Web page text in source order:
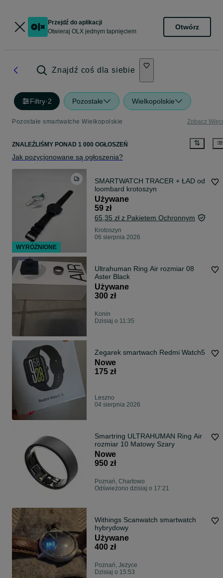
Przejdź do aplikacji
Otwieraj OLX jednym tapnięciem
Otwórz
Znajdź coś dla siebie
Filtry·2 Pozostałe Wielkopolskie
Pozostałe smartwatche Wielkopolskie Zobacz
ZNALEŹLIŚMY PONAD 1 000 OGŁOSZEŃ
Jak pozycjonowane są ogłoszenia?
SMARTWATCH TRACER + ŁAD od
loombard krotoszyn
Używane
59 zł
65,35 zł z Pakietem Ochronnym
Krotoszyn
06 sierpnia 2026
Ultrahuman Ring Air rozmiar 08
Aster Black
Używane
300 zł
Konin
Dzisiaj o 11:35
Zegarek smartwach Redmi Watch5
Nowe
175 zł
Leszno
04 sierpnia 2026
Smartring ULTRAHUMAN Ring Air
rozmiar 10 Matowy Szary
Nowe
950 zł
Poznań, Chartowo
Odświeżono dzisiaj o 17:21
Withings Scanwatch smartwatch
hybrydowy
Używane
400 zł
Poznań, Jeżyce
Dzisiaj o 15:53
WYRÓŻNIONE